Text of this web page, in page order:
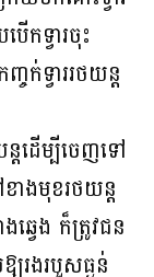
កទ្វារចុះ
ទ្វាររថយន្ត
តដើម្បីចេញទៅ
ាងមុខរថយន្ត
វេង ក៏ត្រូវជន
រងរបួសធ្ងន់